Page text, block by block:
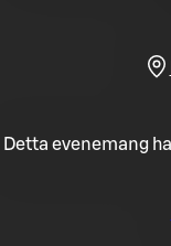
Detta evenemang